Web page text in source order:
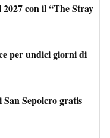
con il “The Stray
per undici giorni di
Sepolcro gratis